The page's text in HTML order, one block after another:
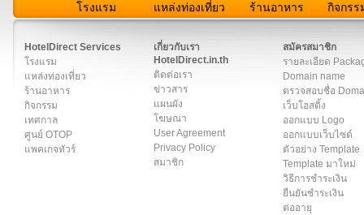
โรงแรม แหล่งท่องเที่ยว ร้านอาหาร กิจกรร
HotelDirect Services
โรงแรม
แหล่งท่องเที่ยว
ร้านอาหาร
กิจกรรม
เทศกาล
ศูนย์ OTOP
แพคเกจทัวร์
เกี่ยวกับเรา
HotelDirect.in.th
ติดต่อเรา
ข่าวสาร
แผนผัง
โฆษณา
User Agreement
Privacy Policy
สมาชิก
สมัครสมาชิก
รายละเอียด
Domain name
ตรวจสอบชื่อ
เว็บโฮสติ้ง
ออกแบบ Logo
ออกแบบเว็บไซต์
ตัวอย่าง Template
Template มาใหม่
วิธีการชำระเงิน
ยืนยันชำระเงิน
ต่ออายุ